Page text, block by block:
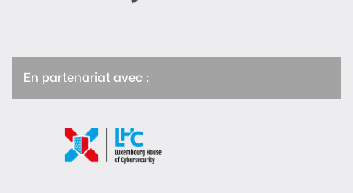
En partenariat avec :